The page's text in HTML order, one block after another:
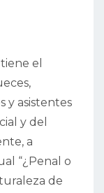
el
y asistentes
y del
a
“¿Penal o
de